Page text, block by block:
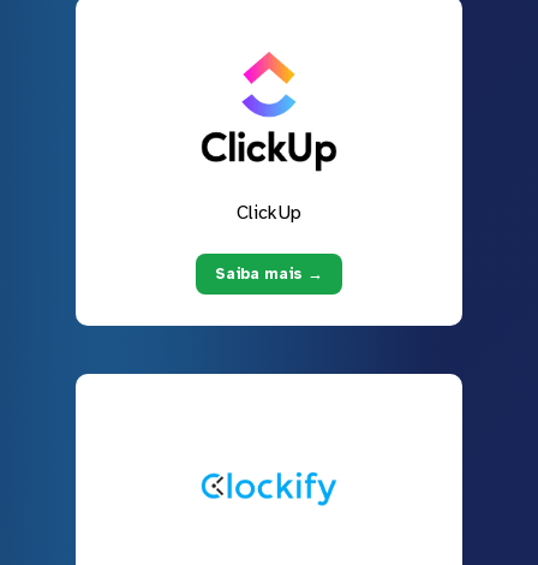
ClickUp
Saiba mais →